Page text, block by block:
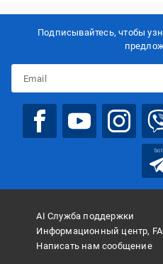
Подписывайтесь, чтобы
bot
AI Служба поддержки
Информационный центр,
Написать нам сообщение